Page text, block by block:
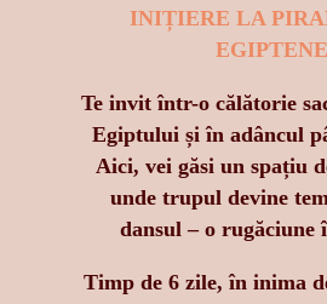
INIȚIERE LA
EGIPTENE
Te invit într-o călătorie
Egiptului și în adâncul
Aici, vei găsi un spațiu
unde trupul devine
dansul – o rugăciune
Timp de 6 zile, în inima